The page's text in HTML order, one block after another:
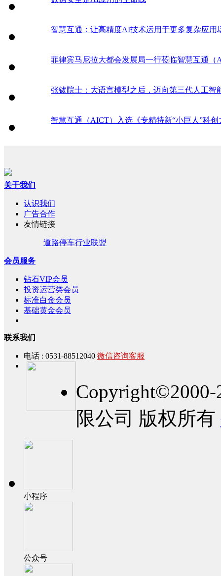
智慧互通：让高精度AI技术运用于更多复杂应用
菲律宾马尼拉大都会发展局一行莅临智慧互通（
张钹院士：大语言模型之后，迈向第三代人工智
智慧互通（AICT）入选《专精特新“小巨人”科
关于我们
认识我们
广告合作
友情链接
道路停车行业联盟
会员服务
钻石VIP会员
投资运营类会员
标准白金会员
基础黄金会员
联系我们
电话 : 0531-88512040 微信咨询客服
限公司 版权所有
小程序
公众号